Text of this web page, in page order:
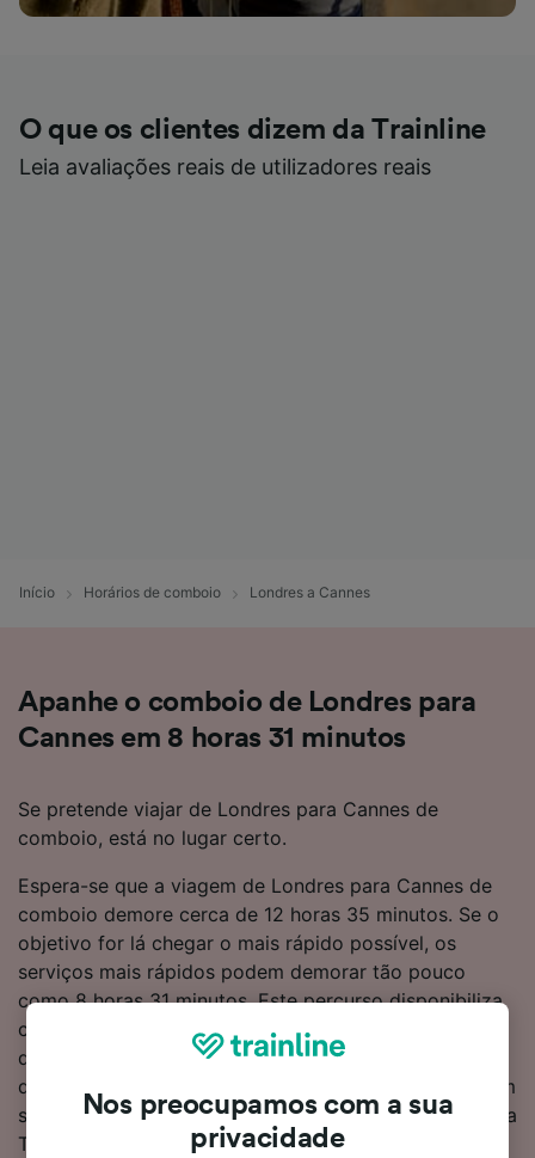
O que os clientes dizem da Trainline
Leia avaliações reais de utilizadores reais
Início Horários de comboio Londres a Cannes
Apanhe o comboio de Londres para
Cannes em 8 horas 31 minutos
Se pretende viajar de Londres para Cannes de
comboio, está no lugar certo.
Espera-se que a viagem de Londres para Cannes de
comboio demore cerca de 12 horas 35 minutos. Se o
objetivo for lá chegar o mais rápido possível, os
serviços mais rápidos podem demorar tão pouco
como 8 horas 31 minutos. Este percurso disponibiliza
cerca de 17 comboios por dia, que percorrem a
distância de 1031 km. Precisa de fazer 1 transbordo
durante a viagem para Cannes, sendo que não existem
serviços diretos neste percurso. Tanto os comboios da
TGV como da Eurostar operam neste percurso,
Nos preocupamos com a sua
privacidade